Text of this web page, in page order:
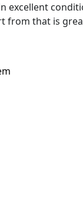
excellent
from that is